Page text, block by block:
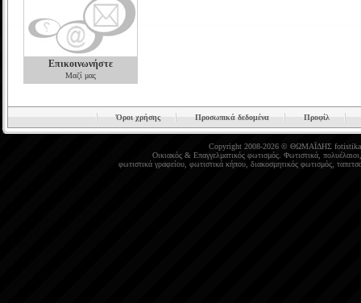
Επικοινωνήστε
Μαζί μας
Όροι χρήσης Προσωπικά δεδομένα Προφίλ
Copyright 2008-2026 © ΘΩΜΑΪΔΗΣ
Οικιακός& Επαγγελματικός φωτισμός. Φωτιστικά, πολυέλαιοι
φωτιστικά γραφείου, φωτιστικά κήπου, διακοσμητικός φωτισμός,